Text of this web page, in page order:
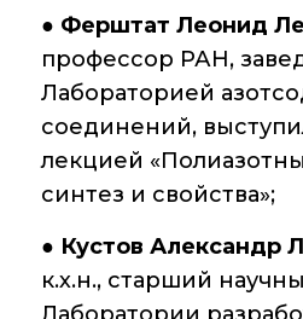
Мероприятия
Конференции
Журналы
Национальные
Разработки
● Ферштат Леонид
профессор РАН,
Лабораторией
соединений,
лекцией
синтез и свойства»;
● Кустов Александр
к.х.н., старший